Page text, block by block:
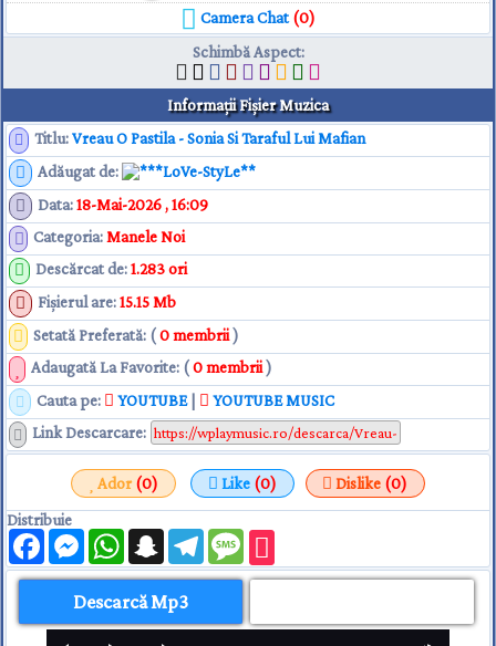
Camera Chat(0)
Schimbă Aspect:
Informaţii Fişier Muzica
Titlu:Vreau O Pastila - Sonia Si Taraful Lui Mafian
Adăugat de:
**LoVe-StyLe**
Data:18-Mai-2026 , 16:09
Categoria: Manele Noi
Descărcat de:1.283 ori
Fişierul are:15.15 Mb
Setată Preferată: (0 membrii )
Adaugată La Favorite: (0 membrii )
Cauta pe:
YOUTUBE|
YOUTUBE MUSIC
Link Descarcare:
Ador(0) Like (0) Dislike (0)
Distribuie
FacebookMessengerWhatsAppSnapchatTelegramMessage
Descarcă Mp3